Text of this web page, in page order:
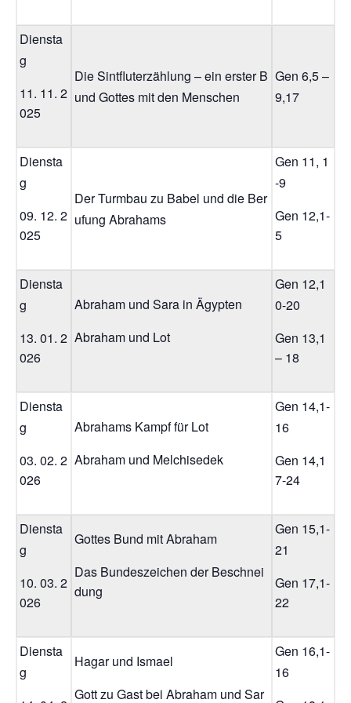
Diensta
g
11. 11. 2
025
Die Sintfluterzählung – ein erster B
und Gottes mit den Menschen
Gen 6,5 –
9,17
Diensta
g
09. 12. 2
025
Der Turmbau zu Babel und die Ber
ufung Abrahams
Gen 11, 1
-9
Gen 12,1-
5
Diensta
g
13. 01. 2
026
Abraham und Sara in Ägypten
Abraham und Lot
Gen 12,1
0-20
Gen 13,1
– 18
Diensta
g
03. 02. 2
026
Abrahams Kampf für Lot
Abraham und Melchisedek
Gen 14,1-
16
Gen 14,1
7-24
Diensta
g
10. 03. 2
026
Gottes Bund mit Abraham
Das Bundeszeichen der Beschnei
dung
Gen 15,1-
21
Gen 17,1-
22
Diensta
g
Hagar und Ismael
Gott zu Gast bei Abraham und Sar
Gen 16,1-
16